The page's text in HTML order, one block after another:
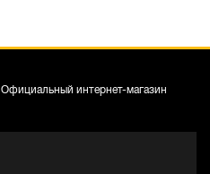
Официальный интернет-магазин